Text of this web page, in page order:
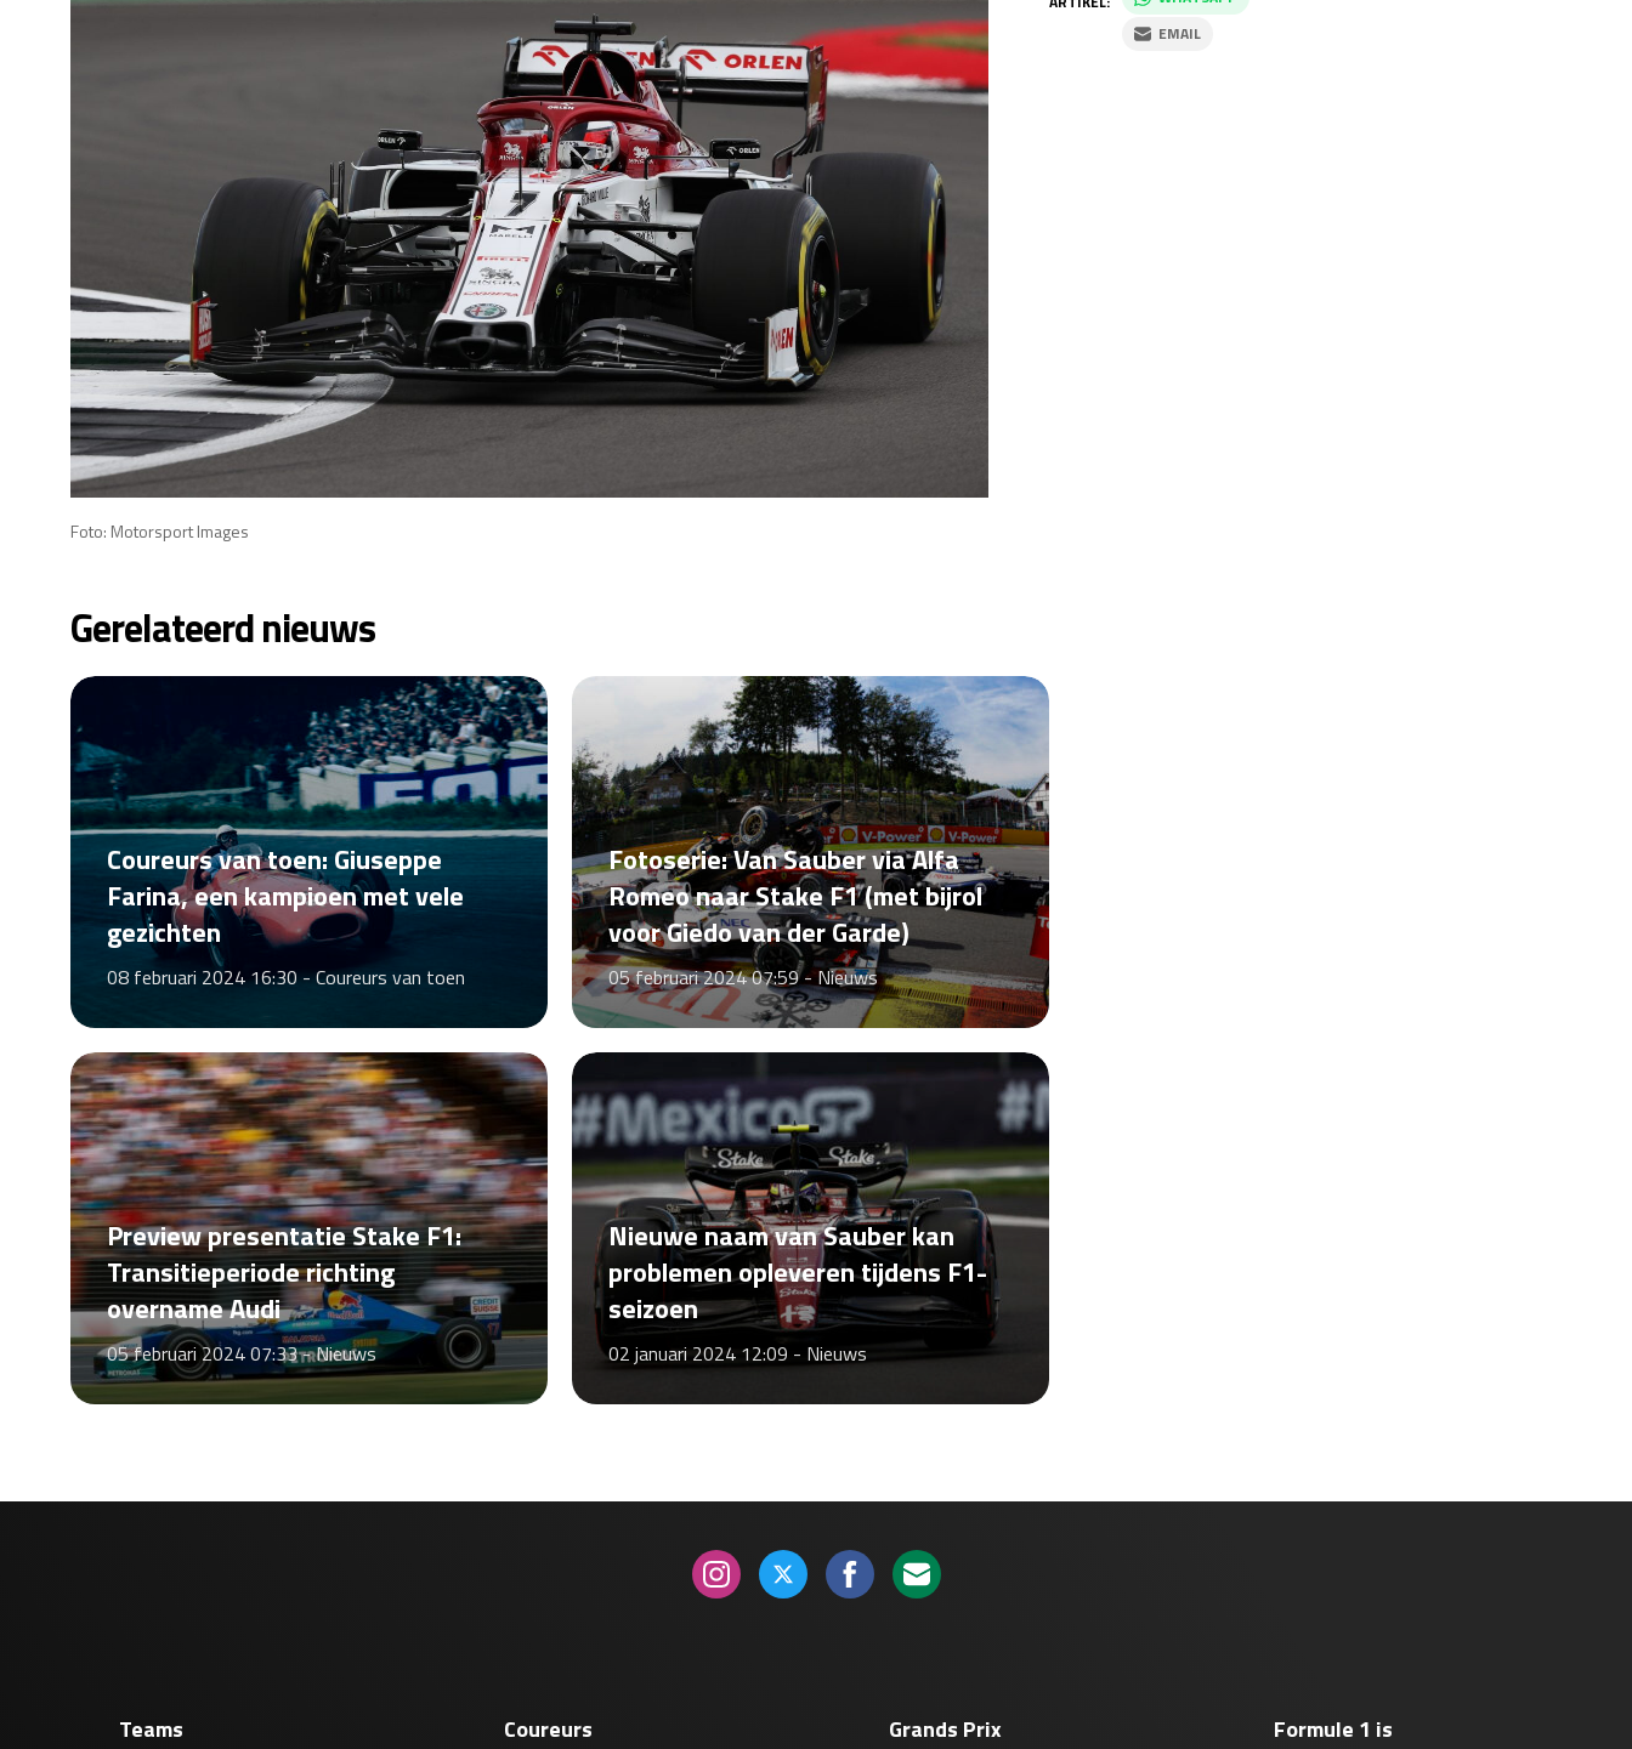
Foto: Motorsport Images
EMAIL
Gerelateerd nieuws
Coureurs van toen: Giuseppe
Farina, een kampioen met vele
gezichten
08 februari 2024 16:30 -Coureurs van toen
Fotoserie: Van Sauber via Alfa
Romeo naar Stake F1 (met bijrol
voor Giedo van der Garde)
05 februari 2024 07:59 -Nieuws
Preview presentatie Stake F1:
Transitieperiode richting
overname Audi
05 februari 2024 07:33 -Nieuws
Nieuwe naam van Sauber kan
problemen opleveren tijdens F1-
seizoen
02 januari 2024 12:09 - Nieuws
Teams Coureurs Grands Prix
Formule 1 is